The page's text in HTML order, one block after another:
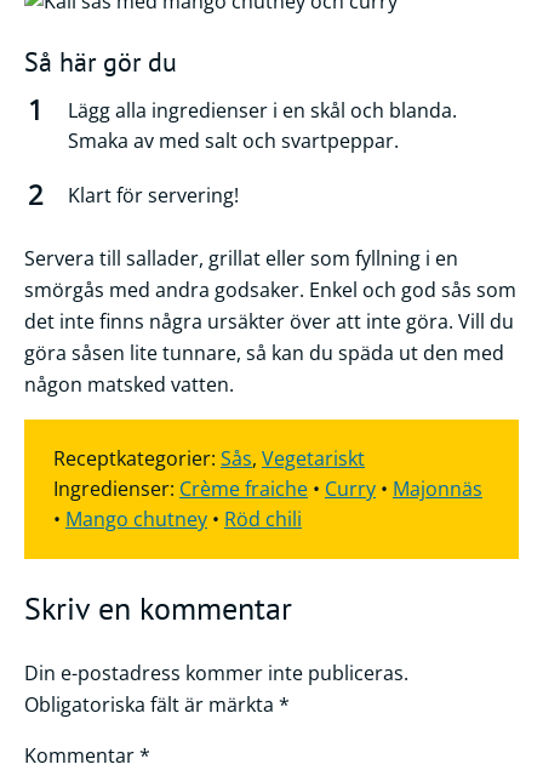
Så här gör du
Lägg alla ingredienser i en skål och blanda.
Smaka av med salt och svartpeppar.
Klart för servering!
Servera till sallader, grillat eller som fyllning i en
smörgås med andra godsaker. Enkel och god sås som
det inte finns några ursäkter över att inte göra. Vill du
göra såsen lite tunnare, så kan du späda ut den med
någon matsked vatten.
Receptkategorier: Sås, Vegetariskt
Ingredienser: Crème fraiche • Curry • Majonnäs
• Mango chutney • Röd chili
Skriv en kommentar
Din e-postadress kommer inte publiceras.
Obligatoriska fält är märkta *
Kommentar*